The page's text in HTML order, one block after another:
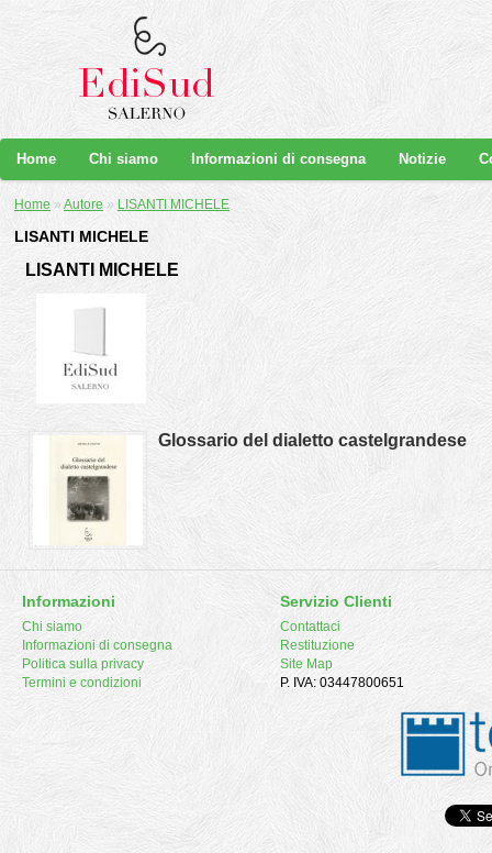
Home Chi siamo Informazioni di consegna Notizie
Home » Autore » LISANTI MICHELE
LISANTI MICHELE
LISANTI MICHELE
Glossario del dialetto castelgrandese
Informazioni
Chi siamo
Informazioni di consegna
Politica sulla privacy
Termini e condizioni
Servizio Clienti
Contattaci
Restituzione
Site Map
P. IVA: 03447800651